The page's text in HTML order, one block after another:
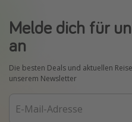
Melde dich für
an
Die besten Deals und aktuellen
unserem Newsletter